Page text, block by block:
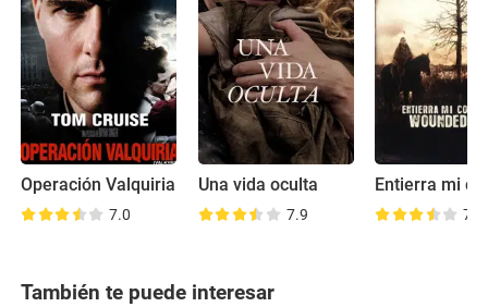
Operación Valquiria
7.0
Una vida oculta
7.9 7.1
También te puede interesar